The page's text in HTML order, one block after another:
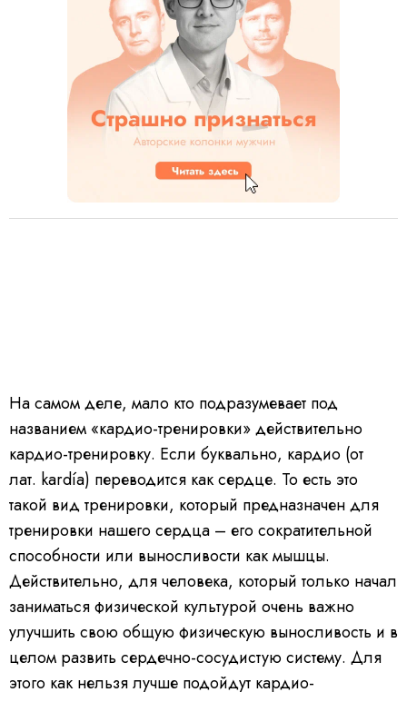
На самом деле, мало кто подразумевает под
названием «кардио-тренировки» действительно
кардио-тренировку. Если буквально, кардио (от
лат. kardía) переводится как сердце. То есть это
такой вид тренировки, который предназначен для
тренировки нашего сердца – его сократительной
способности или выносливости как мышцы.
Действительно, для человека, который только начал
заниматься физической культурой очень важно
улучшить свою общую физическую выносливость и в
целом развить сердечно-сосудистую систему. Для
этого как нельзя лучше подойдут кардио-